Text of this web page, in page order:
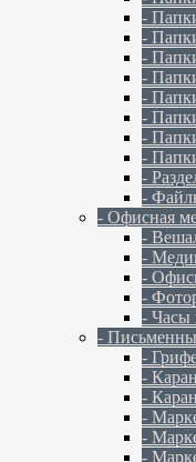
-
-
-
-
-
-
-
-
-
-
- Офисная
-
-
-
-
- Часы
-
-
-
-
-
-
-